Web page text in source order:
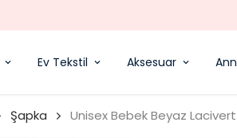
Ev Tekstil Aksesuar
Şapka Unisex Bebek Beyaz Lacivert